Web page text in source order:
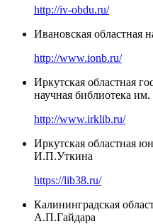
http://iv-obdu.ru/
Ивановская областная
http://www.ionb.ru/
Иркутская областная
научная библиотека
http://www.irklib.ru/
Иркутская областная
И.П.Уткина
https://lib38.ru/
Калининградская
А.П.Гайдара